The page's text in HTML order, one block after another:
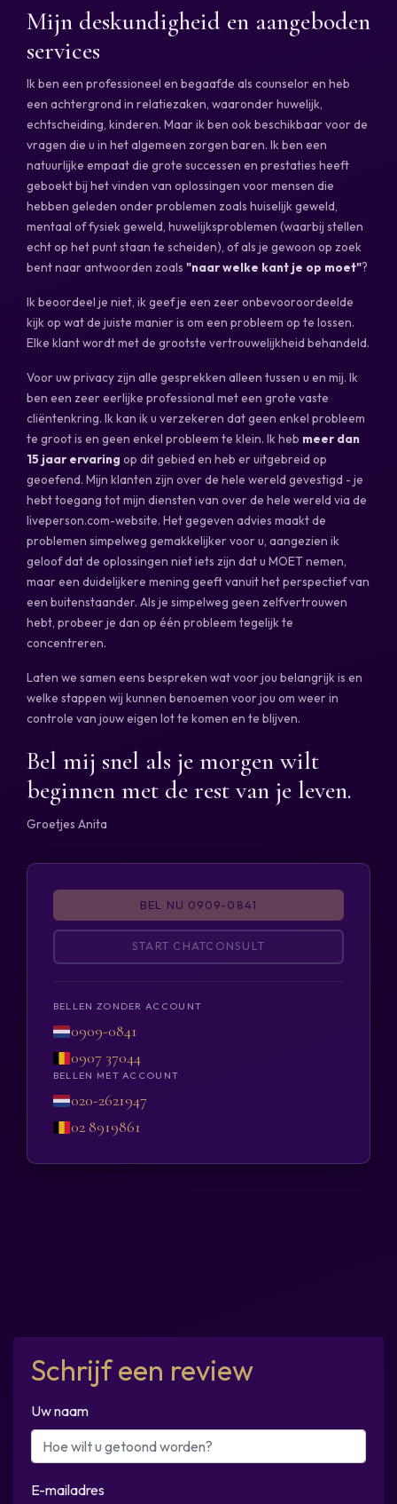
Mijn deskundigheid en aangeboden
services
Ik ben een professioneel en begaafde als counselor en heb
een achtergrond in relatiezaken, waaronder huwelijk,
echtscheiding, kinderen. Maar ik ben ook beschikbaar voor de
vragen die u in het algemeen zorgen baren. Ik ben een
natuurlijke empaat die grote successen en prestaties heeft
geboekt bij het vinden van oplossingen voor mensen die
hebben geleden onder problemen zoals huiselijk geweld,
mentaal of fysiek geweld, huwelijksproblemen (waarbij stellen
echt op het punt staan ​​te scheiden), of als je gewoon op zoek
bent naar antwoorden zoals "naar welke kant je op moet"?
Ik beoordeel je niet, ik geef je een zeer onbevooroordeelde
kijk op wat de juiste manier is om een ​​probleem op te lossen.
Elke klant wordt met de grootste vertrouwelijkheid behandeld.
Voor uw privacy zijn alle gesprekken alleen tussen u en mij. Ik
ben een zeer eerlijke professional met een grote vaste
cliëntenkring. Ik kan ik u verzekeren dat geen enkel probleem
te groot is en geen enkel probleem te klein. Ik heb meer dan
15 jaar ervaring op dit gebied en heb er uitgebreid op
geoefend. Mijn klanten zijn over de hele wereld gevestigd - je
hebt toegang tot mijn diensten van over de hele wereld via de
liveperson.com-website. Het gegeven advies maakt de
problemen simpelweg gemakkelijker voor u, aangezien ik
geloof dat de oplossingen niet iets zijn dat u MOET nemen,
maar een duidelijkere mening geeft vanuit het perspectief van
een buitenstaander. Als je simpelweg geen zelfvertrouwen
hebt, probeer je dan op één probleem tegelijk te
concentreren.
Laten we samen eens bespreken wat voor jou belangrijk is en
welke stappen wij kunnen benoemen voor jou om weer in
controle van jouw eigen lot te komen en te blijven.
Bel mij snel als je morgen wilt
beginnen met de rest van je leven.
Groetjes Anita
BEL NU 0909-0841
START CHATCONSULT
BELLEN ZONDER ACCOUNT
0909-0841
0907 37044
BELLEN MET ACCOUNT
020-2621947
02 8919861
Schrijf een review
Uw naam
E-mailadres